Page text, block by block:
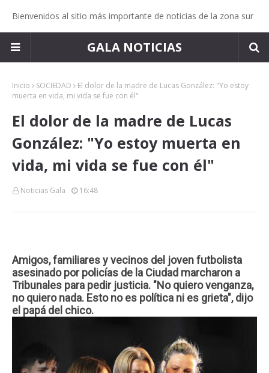
Bienvenidos al sitio más importante de noticias de la zona sur
GALA NOTICIAS
Inicio SOCIEDAD
El dolor de la madre de Lucas González: "Yo estoy
muerta en vida, mi vida se fue con él"
El dolor de la madre de Lucas
González: "Yo estoy muerta en
vida, mi vida se fue con él"
Noticias Gala 16:48
Amigos, familiares y vecinos del joven futbolista
asesinado por policías de la Ciudad marcharon a
Tribunales para pedir justicia. "No quiero venganza,
no quiero nada. Esto no es política ni es grieta", dijo
el papá del chico.